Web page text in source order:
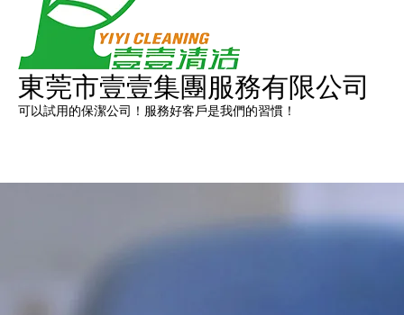
東莞市壹壹集團服務有限公司
可以試用的保潔公司！服務好客戶是我們的習慣！